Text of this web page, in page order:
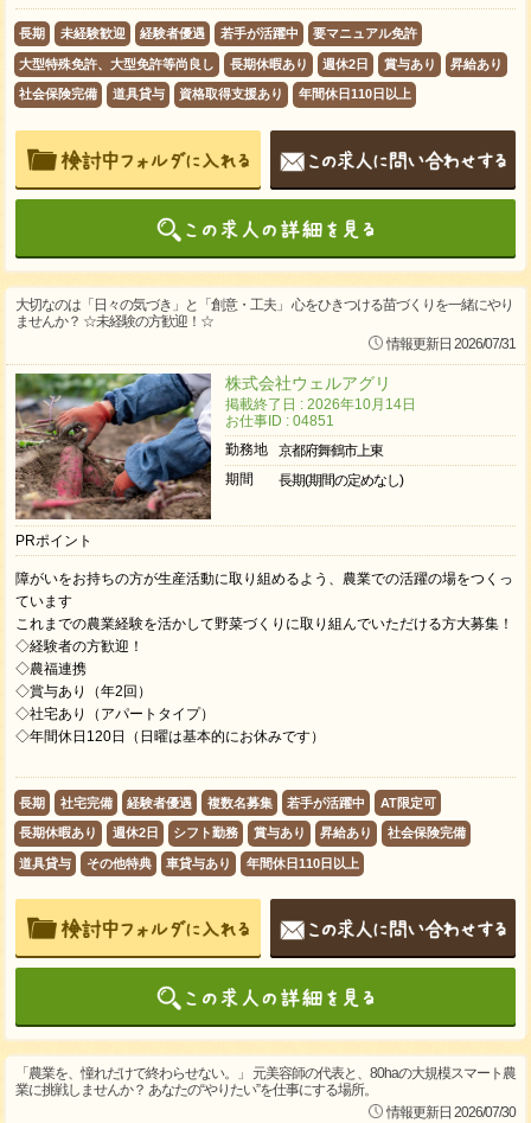
長期 未経験歓迎 経験者優遇 若手が活躍中 要マニュアル免許
大型特殊免許、大型免許等尚良し 長期休暇あり 週休2日 賞与あり 昇給あり
社会保険完備 道具貸与 資格取得支援あり 年間休日110日以上
大切なのは「日々の気づき」と「創意・工夫」 心をひきつける苗づくりを一緒にやり
ませんか？ ☆未経験の方歓迎！☆
情報更新日 2026/07/31
株式会社ウェルアグリ
掲載終了日 : 2026年10月14日
お仕事ID : 04851
勤務地
京都府舞鶴市上東
期間
長期(期間の定めなし)
PRポイント
障がいをお持ちの方が生産活動に取り組めるよう、農業での活躍の場をつくっ
ています
これまでの農業経験を活かして野菜づくりに取り組んでいただける方大募集！
◇経験者の方歓迎！
◇農福連携
◇賞与あり（年2回）
◇社宅あり（アパートタイプ）
◇年間休日120日（日曜は基本的にお休みです）
長期 社宅完備 経験者優遇 複数名募集 若手が活躍中 AT限定可
長期休暇あり 週休2日 シフト勤務 賞与あり 昇給あり 社会保険完備
道具貸与 その他特典 車貸与あり 年間休日110日以上
「農業を、憧れだけで終わらせない。」 元美容師の代表と、80haの大規模スマート農
業に挑戦しませんか？ あなたの“やりたい”を仕事にする場所。
情報更新日 2026/07/30